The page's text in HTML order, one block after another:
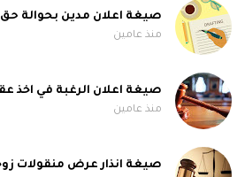
صيغة اعلان مدين بحوالة حق
منذ عامين
صيغة اعلان الرغبة في اخذ
منذ عامين
صيغة انذار عرض منقولات